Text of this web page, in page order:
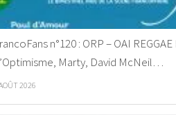
n°120 : ORP – OAI
Marty, David McNeil…
2026